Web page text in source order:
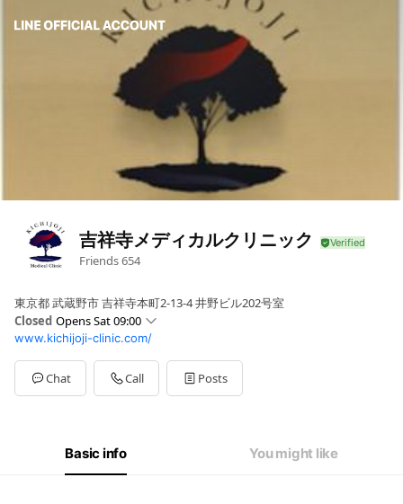
吉祥寺メディカルクリニック
Friends654
東京都 武蔵野市 吉祥寺本町2-13-4 井野ビル202号室
Closed Opens Sat 09:00
SunClosed
Mon09:00 - 18:00
Tue09:00 - 18:00
WedClosed
09:00 - 18:00
毎月第2・4土曜、日曜祝日は休み。12：00-15：00昼休
www.kichijoji-clinic.com/
Chat Call Posts
Basic info You might like